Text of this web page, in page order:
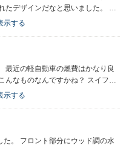
デザインだなと思いました。 フ
デザインになっていて、スズキに
示する
最近の軽自動車の燃費はかなり良
なものなんですかね？ スイフト
はちょっとマイナスポイントです
示する
。 フロント部分にウッド調の水